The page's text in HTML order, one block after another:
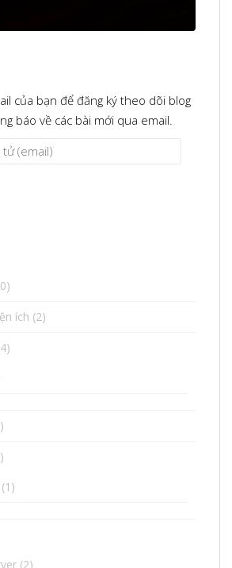
của bạn để đăng ký theo dõi blog
báo về các bài mới qua email.
ích (2)
(1)
(2)